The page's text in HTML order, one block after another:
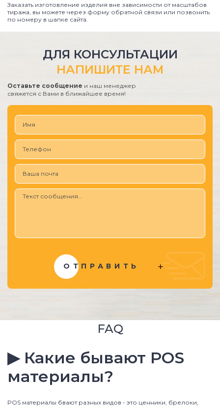
Заказать изготовление изделия вне зависимости от масштабов
тиража, вы можете через форму обратной связи или позвонить
по номеру в шапке сайта.
ДЛЯ КОНСУЛЬТАЦИИ
НАПИШИТЕ НАМ
Оставьте сообщение и наш менеджер
свяжется с Вами в ближайшее время!
ОТПРАВИТЬ
FAQ
▶ Какие бывают POS
материалы?
POS материалы бвают разных видов - это ценники, брелоки,